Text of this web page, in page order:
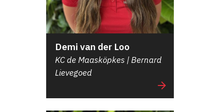
Demi van der Loo
KC de Maasköpkes | Bernard
Lievegoed